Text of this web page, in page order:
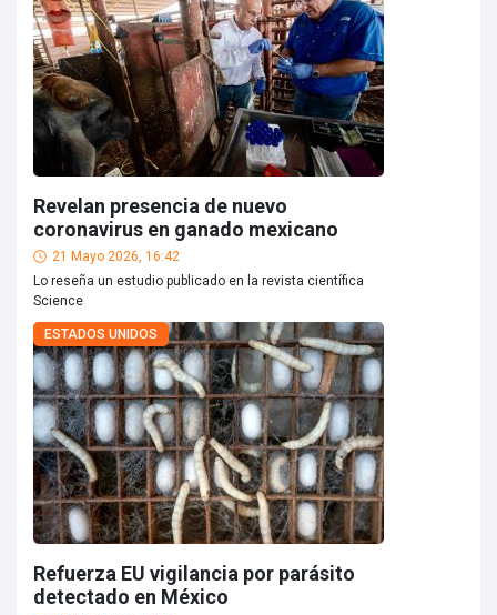
Revelan presencia de nuevo
coronavirus en ganado mexicano
21 Mayo 2026, 16:42
Lo reseña un estudio publicado en la revista científica
Science
ESTADOS UNIDOS
Refuerza EU vigilancia por parásito
detectado en México